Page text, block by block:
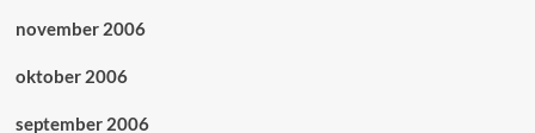
november 2006
oktober 2006
september 2006